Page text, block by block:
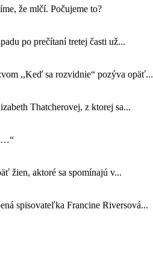
že mlčí. Počujeme to?
po prečítaní tretej časti už...
,,Keď sa rozvidnie“ pozýva opäť...
Thatcherovej, z ktorej sa...
žien, aktoré sa spomínajú v...
spisovateľka Francine Riversová...